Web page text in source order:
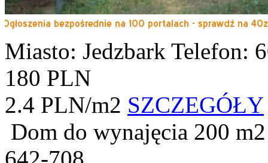
Miasto: Jedzbark Telefon:
180 PLN
2.4 PLN/m2 SZCZEGÓŁY
Dom do wynajęcia 200 m2